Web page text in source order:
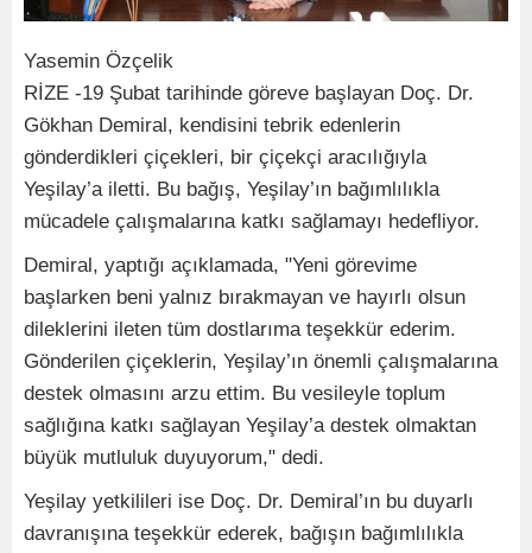
Yasemin Özçelik
RİZE -19 Şubat tarihinde göreve başlayan Doç. Dr.
Gökhan Demiral, kendisini tebrik edenlerin
gönderdikleri çiçekleri, bir çiçekçi aracılığıyla
Yeşilay’a iletti. Bu bağış, Yeşilay’ın bağımlılıkla
mücadele çalışmalarına katkı sağlamayı hedefliyor.
Demiral, yaptığı açıklamada, "Yeni görevime
başlarken beni yalnız bırakmayan ve hayırlı olsun
dileklerini ileten tüm dostlarıma teşekkür ederim.
Gönderilen çiçeklerin, Yeşilay’ın önemli çalışmalarına
destek olmasını arzu ettim. Bu vesileyle toplum
sağlığına katkı sağlayan Yeşilay’a destek olmaktan
büyük mutluluk duyuyorum," dedi.
Yeşilay yetkilileri ise Doç. Dr. Demiral’ın bu duyarlı
davranışına teşekkür ederek, bağışın bağımlılıkla